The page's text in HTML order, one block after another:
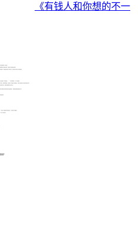
《有钱人和你想的不一